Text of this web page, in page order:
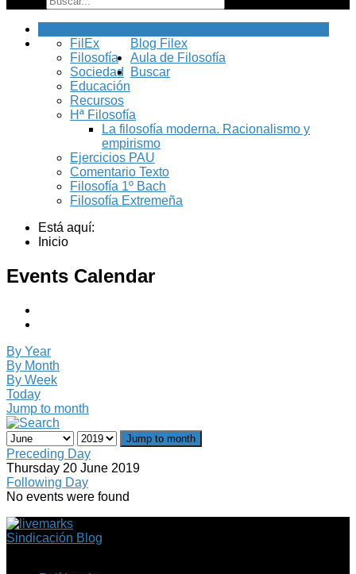
Blog Filex
FilEx
Filosofía
Sociedad
Educación
Recursos
Aula de Filosofía
Hª Filosofía
La filosofía moderna. Racionalismo y
empirismo
Ejercicios PAU
Comentario Texto
Filosofía 1º Bach
Filosofía Extremeña
Buscar
Está aquí:
Inicio
Events Calendar
By Year
By Month
By Week
Today
Jump to month
Jump to month
Preceding Day
Thursday 20 June 2019
Following Day
No events were found
Sindicación Blog